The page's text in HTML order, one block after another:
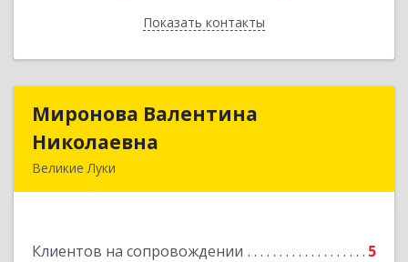
Показать контакты
Назад
Миронова Валентина
Николаевна
Великие Луки
Клиентов на сопровождении 5
Миронова Валентина